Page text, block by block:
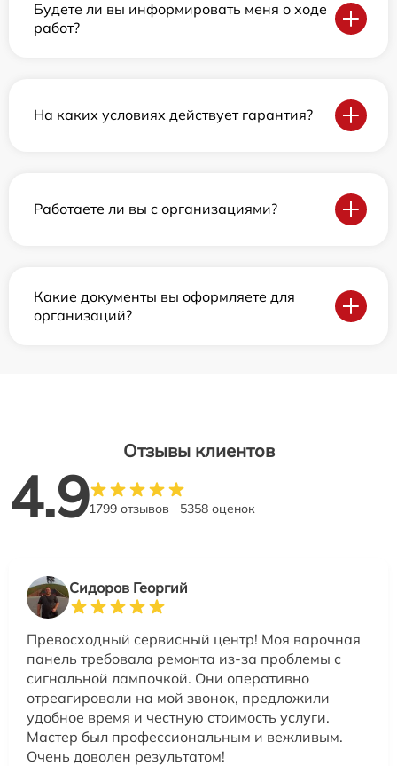
Будете ли вы информировать меня о ходе
работ?
На каких условиях действует гарантия?
Работаете ли вы с организациями?
Какие документы вы оформляете для
организаций?
Отзывы клиентов
4.91799 отзывов 5358 оценок
Сидоров Георгий
Превосходный сервисный центр! Моя варочная
панель требовала ремонта из-за проблемы с
сигнальной лампочкой. Они оперативно
отреагировали на мой звонок, предложили
удобное время и честную стоимость услуги.
Мастер был профессиональным и вежливым.
Очень доволен результатом!